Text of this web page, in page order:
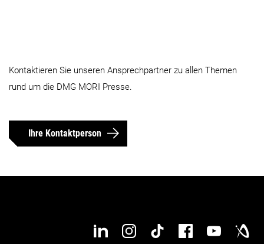
Kontaktieren Sie unseren Ansprechpartner zu allen Themen
rund um die DMG MORI Presse.
Ihre Kontaktperson